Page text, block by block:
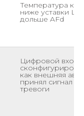
Температура
ниже уставки
дольше AFd
Цифровой вход
как внешняя
принял сигнал
тревоги